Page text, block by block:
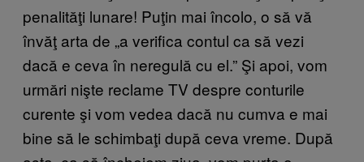
penalităţi lunare! Puţin mai încolo, o să vă
învăţ arta de „a verifica contul ca să vezi
dacă e ceva în neregulă cu el.” Şi apoi, vom
urmări nişte reclame TV despre conturile
curente şi vom vedea dacă nu cumva e mai
bine să le schimbaţi după ceva vreme. După